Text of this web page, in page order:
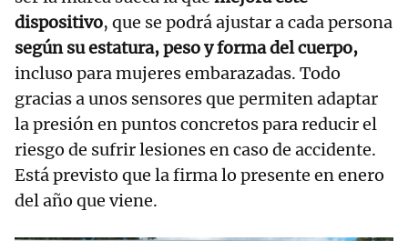
dispositivo, que se podrá ajustar a cada persona
según su estatura, peso y forma del cuerpo,
incluso para mujeres embarazadas. Todo
gracias a unos sensores que permiten adaptar
la presión en puntos concretos para reducir el
riesgo de sufrir lesiones en caso de accidente.
Está previsto que la firma lo presente en enero
del año que viene.